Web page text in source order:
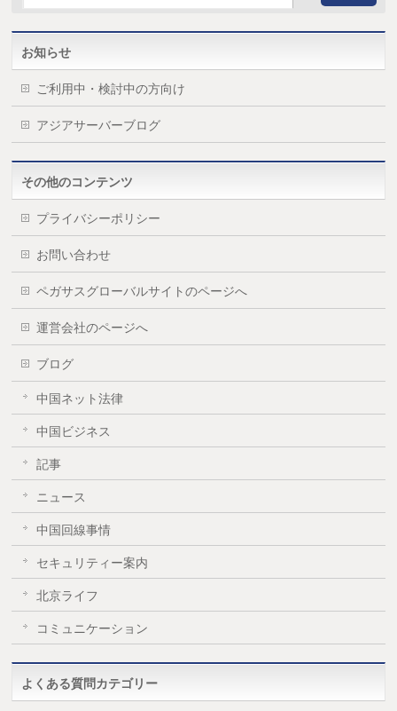
お知らせ
ご利用中・検討中の方向け
アジアサーバーブログ
その他のコンテンツ
プライバシーポリシー
お問い合わせ
ペガサスグローバルサイトのページへ
運営会社のページへ
ブログ
中国ネット法律
中国ビジネス
記事
ニュース
中国回線事情
セキュリティー案内
北京ライフ
コミュニケーション
よくある質問カテゴリー